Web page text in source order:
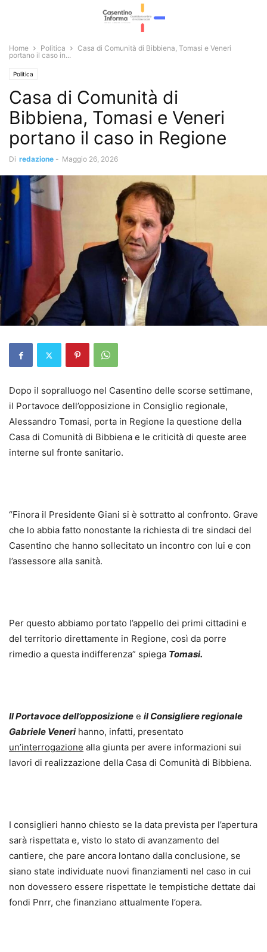
Home Politica
Casa di Comunità di Bibbiena, Tomasi e Veneri
portano il caso in...
Politica
Casa di Comunità di
Bibbiena, Tomasi e Veneri
portano il caso in Regione
Di redazione - Maggio 26, 2026
Dopo il sopralluogo nel Casentino delle scorse settimane,
il Portavoce dell’opposizione in Consiglio regionale,
Alessandro Tomasi, porta in Regione la questione della
Casa di Comunità di Bibbiena e le criticità di queste aree
interne sul fronte sanitario.
“Finora il Presidente Giani si è sottratto al confronto. Grave
che lo abbia fatto nonostante la richiesta di tre sindaci del
Casentino che hanno sollecitato un incontro con lui e con
l’assessore alla sanità.
Per questo abbiamo portato l’appello dei primi cittadini e
del territorio direttamente in Regione, così da porre
rimedio a questa indifferenza” spiega Tomasi.
Il Portavoce dell’opposizione e il Consigliere regionale
Gabriele Venerihanno, infatti, presentato
un’interrogazione alla giunta per avere informazioni sui
lavori di realizzazione della Casa di Comunità di Bibbiena.
I consiglieri hanno chiesto se la data prevista per l’apertura
sarà rispettata e, visto lo stato di avanzamento del
cantiere, che pare ancora lontano dalla conclusione, se
siano state individuate nuovi finanziamenti nel caso in cui
non dovessero essere rispettate le tempistiche dettate dai
fondi Pnrr, che finanziano attualmente l’opera.